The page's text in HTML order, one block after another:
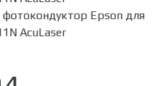
Epson для
AcuLaser